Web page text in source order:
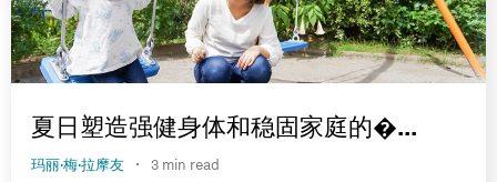
夏日塑造强健身体和稳固家庭的�...
玛丽·梅·拉摩友 · 3 min read